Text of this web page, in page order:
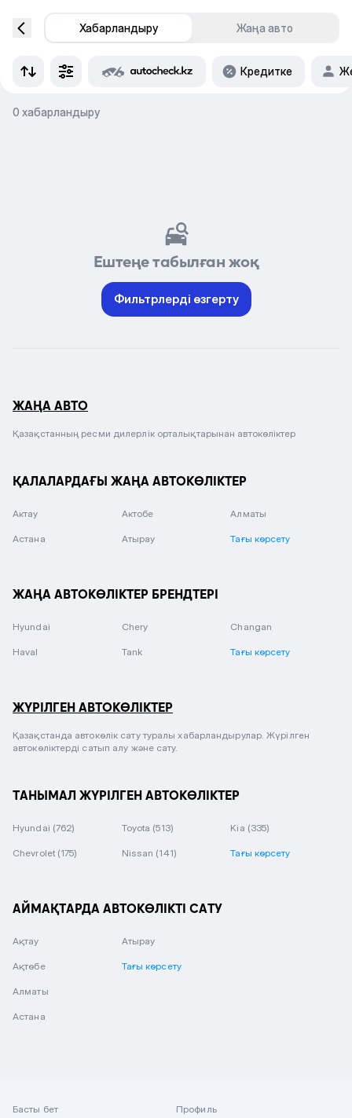
Хабарландыру Жаңа авто
Кредитке
0 хабарландыру
Ештеңе табылған жоқ
Фильтрлерді өзгерту
ЖАҢА АВТО
Қазақстанның ресми дилерлік орталықтарынан автокөліктер
ҚАЛАЛАРДАҒЫ ЖАҢА АВТОКӨЛІКТЕР
Актау Актобе Алматы
Астана Атырау Тағы көрсету
ЖАҢА АВТОКӨЛІКТЕР БРЕНДТЕРІ
Hyundai Chery Changan
Haval Tank Тағы көрсету
ЖҮРІЛГЕН АВТОКӨЛІКТЕР
Қазақстанда автокөлік сату туралы хабарландырулар. Жүрілген
автокөліктерді сатып алу және сату.
ТАНЫМАЛ ЖҮРІЛГЕН АВТОКӨЛІКТЕР
Hyundai (762) Toyota (513) Kia (335)
Chevrolet (175) Nissan (141) Тағы көрсету
АЙМАҚТАРДА АВТОКӨЛІКТІ САТУ
Ақтау
Ақтөбе
Алматы
Астана
Атырау
Тағы көрсету
Басты бет
Профиль